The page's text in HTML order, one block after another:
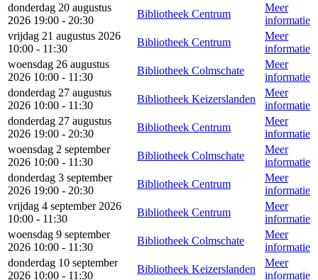
donderdag 20 augustus
2026 19:00 - 20:30
Bibliotheek Centrum
Meer
informatie
vrijdag 21 augustus 2026
10:00 - 11:30
Bibliotheek Centrum
Meer
informatie
woensdag 26 augustus
2026 10:00 - 11:30
Bibliotheek Colmschate
Meer
informatie
donderdag 27 augustus
2026 10:00 - 11:30
Bibliotheek Keizerslanden
Meer
informatie
donderdag 27 augustus
2026 19:00 - 20:30
Bibliotheek Centrum
Meer
informatie
woensdag 2 september
2026 10:00 - 11:30
Bibliotheek Colmschate
Meer
informatie
donderdag 3 september
2026 19:00 - 20:30
Bibliotheek Centrum
Meer
informatie
vrijdag 4 september 2026
10:00 - 11:30
Bibliotheek Centrum
Meer
informatie
woensdag 9 september
2026 10:00 - 11:30
Bibliotheek Colmschate
Meer
informatie
donderdag 10 september
2026 10:00 - 11:30
Bibliotheek Keizerslanden
Meer
informatie